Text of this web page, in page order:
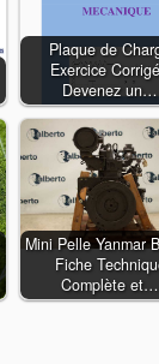
Plaque de
Exercice
Devenez un…
Mini Pelle Yanmar
Fiche
Complète et…